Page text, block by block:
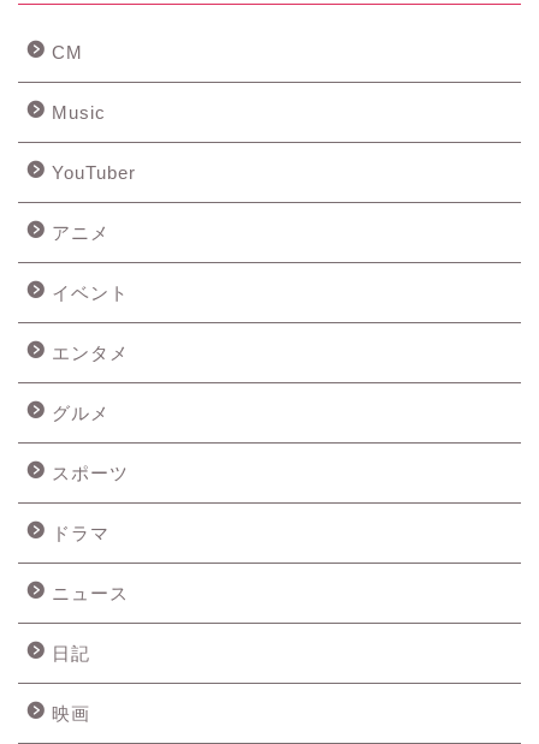
CM
Music
YouTuber
アニメ
イベント
エンタメ
グルメ
スポーツ
ドラマ
ニュース
日記
映画